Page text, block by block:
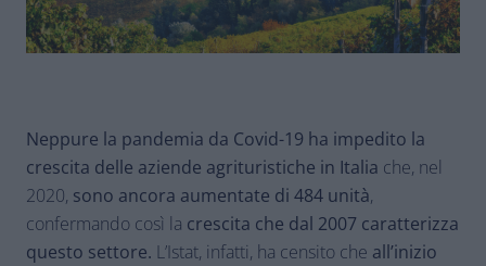
Neppure la pandemia da Covid-19 ha impedito la
crescita delle aziende agrituristiche in Italia che, nel
2020, sono ancora aumentate di 484 unità,
confermando così la crescita che dal 2007 caratterizza
questo settore. L’Istat, infatti, ha censito che all’inizio